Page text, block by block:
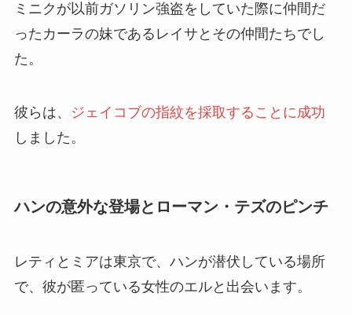
ミニクが以前ガソリン強盗をしていた際に仲間だ
ったカーラの妹であるレイサとその仲間たちでし
た。
彼らは、
ジェイコブの指紋を採取することに成功
しました。
ハンの意外な登場とローマン・テズのピンチ
レティとミアは東京で、ハンが潜伏している場所
で、彼が匿っている女性のエルと出会います。